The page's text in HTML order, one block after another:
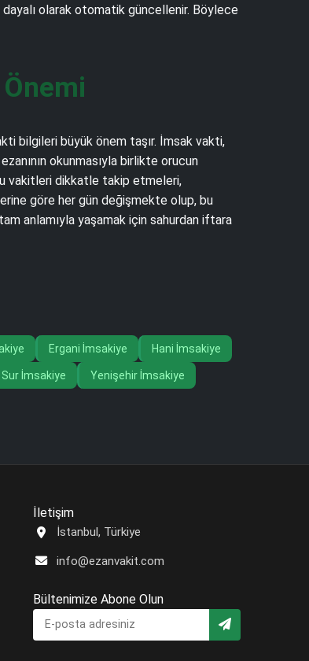
dayalı olarak otomatik güncellenir. Böylece
bilgileri büyük önem taşır. İmsak vakti,
okunmasıyla birlikte orucun
vakitleri dikkatle takip etmeleri,
göre her gün değişmekte olup, bu
anlamıyla yaşamak için sahurdan iftara
Ergani İmsakiye Hani İmsakiye
Sur İmsakiye Yenişehir İmsakiye
İletişim
İstanbul, Türkiye
info@ezanvakit.com
Bültenimize Abone Olun